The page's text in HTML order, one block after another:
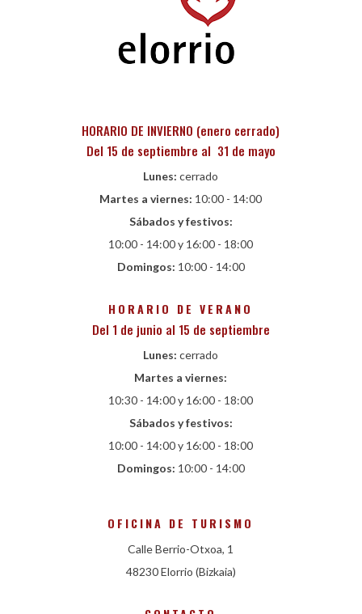
HORARIO DE INVIERNO (enero cerrado)
Del 15 de septiembre al 31 de mayo
Lunes: cerrado
Martes a viernes: 10:00 - 14:00
Sábados y festivos:
10:00 - 14:00 y 16:00 - 18:00
Domingos: 10:00 - 14:00
HORARIO DE VERANO
Del 1 de junio al 15 de septiembre
Lunes: cerrado
Martes a viernes:
10:30 - 14:00 y 16:00 - 18:00
Sábados y festivos:
10:00 - 14:00 y 16:00 - 18:00
Domingos: 10:00 - 14:00
OFICINA DE TURISMO
Calle Berrio-Otxoa, 1
48230 Elorrio (Bizkaia)